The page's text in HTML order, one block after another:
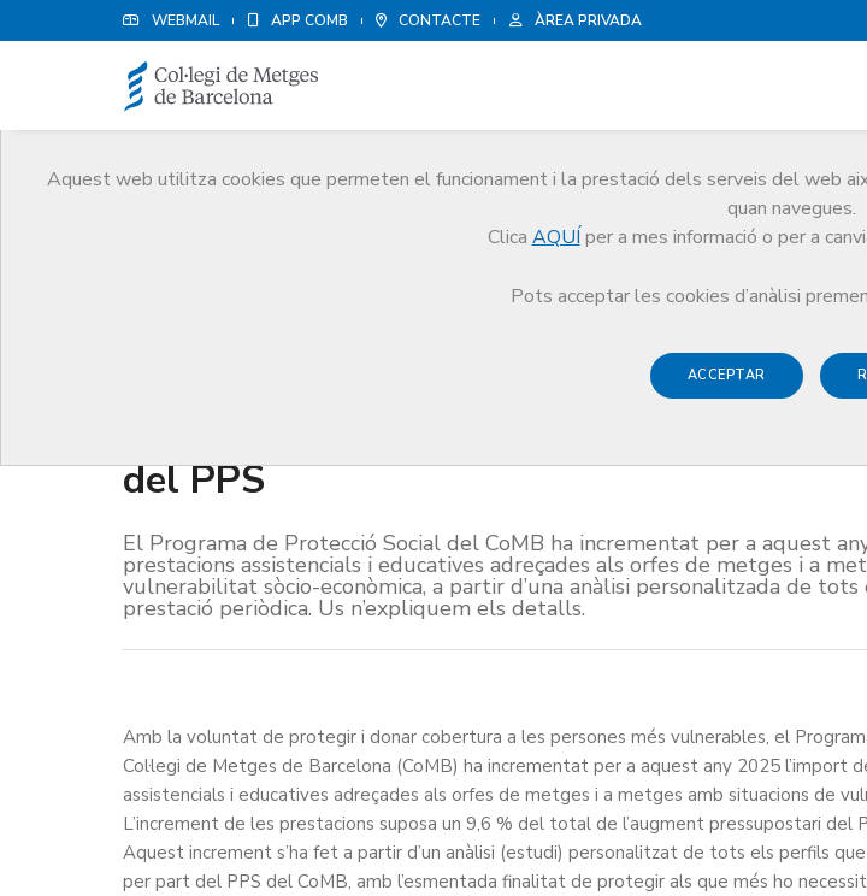
WEBMAIL APP COMB CONTACTE ÀREA PRIVADA
Aquest web utilitza cookies que permeten el funcionament i la prestació dels serveis del web
quan navegues.
Clica AQUÍ per a mes informació o per a
Pots acceptar les cookies d’anàlisi
ACCEPTAR
Protecció social
del PPS
El Programa de Protecció Social del CoMB ha incrementat per a aquest
prestacions assistencials i educatives adreçades als orfes de metges i a
vulnerabilitat sòcio-econòmica, a partir d’una anàlisi personalitzada de
prestació periòdica. Us n’expliquem els detalls.
Amb la voluntat de protegir i donar cobertura a les persones més vulnerables, el
Col·legi de Metges de Barcelona (CoMB) ha incrementat per a aquest any 2025 l’import
assistencials i educatives adreçades als orfes de metges i a metges amb situacions de
L’increment de les prestacions suposa un 9,6 % del total de l’augment pressupostari del
Aquest increment s’ha fet a partir d’un anàlisi (estudi) personalitzat de tots els perfils
per part del PPS del CoMB, amb l’esmentada finalitat de protegir als que més ho